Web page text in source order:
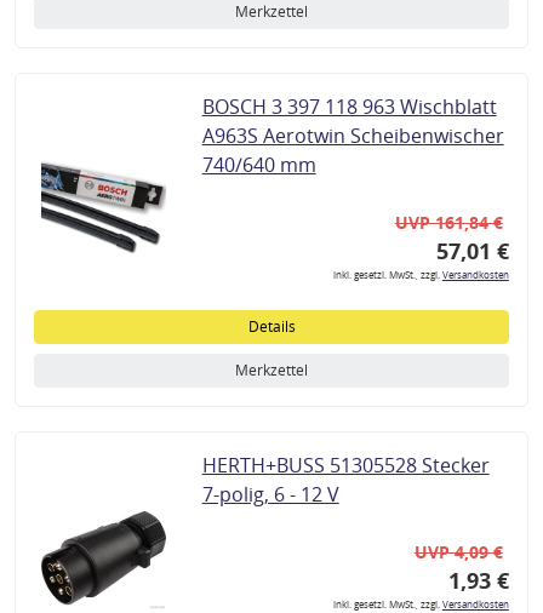
Merkzettel
BOSCH 3 397 118 963 Wischblatt
A963S Aerotwin Scheibenwischer
740/640 mm
UVP 161,84 €
57,01 €
inkl. gesetzl. MwSt., zzgl.Versandkosten
Details
Merkzettel
HERTH+BUSS 51305528 Stecker
7-polig, 6 - 12 V
UVP 4,09 €
1,93 €
inkl. gesetzl. MwSt., zzgl.Versandkosten